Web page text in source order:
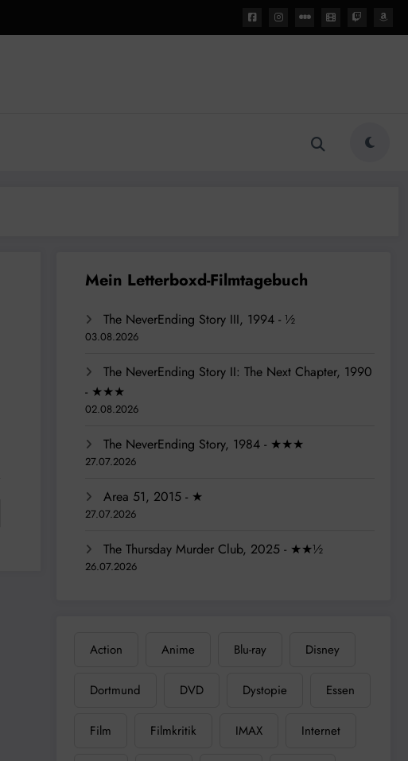
The NeverEnding Story III, 1994 - ½
03.08.2026
The NeverEnding Story II: The Next Chapter, 1990
- ★★★
02.08.2026
The NeverEnding Story, 1984 - ★★★
27.07.2026
Area 51, 2015 - ★
27.07.2026
The Thursday Murder Club, 2025 - ★★½
26.07.2026
Action Anime Blu-ray Disney
Dortmund DVD Dystopie Essen
Film Filmkritik IMAX Internet